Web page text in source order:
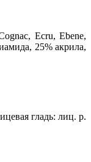
Ecru, Ebene,
25% акрила,
гладь: лиц. р.